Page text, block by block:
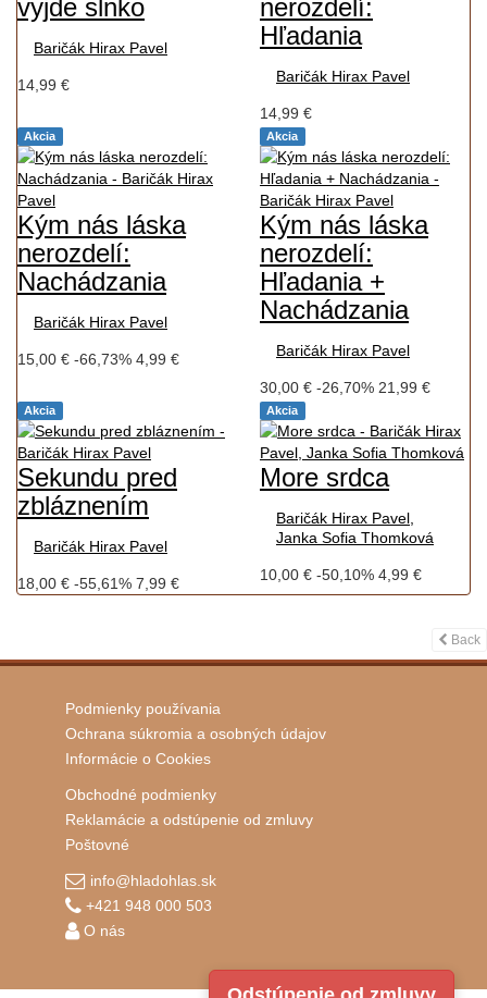
vyjde slnko
Baričák Hirax Pavel
14,99 €
nerozdelí:
Hľadania
Baričák Hirax Pavel
14,99 €
Akcia
Kým nás láska
nerozdelí:
Nachádzania
Baričák Hirax Pavel
15,00 € -66,73% 4,99 €
Akcia
Kým nás láska
nerozdelí:
Hľadania +
Nachádzania
Baričák Hirax Pavel
30,00 € -26,70% 21,99 €
Akcia
Sekundu pred
zbláznením
Baričák Hirax Pavel
18,00 € -55,61% 7,99 €
Akcia
More srdca
Baričák Hirax Pavel,
Janka Sofia Thomková
10,00 € -50,10% 4,99 €
Back
Podmienky používania
Ochrana súkromia a osobných údajov
Informácie o Cookies
Obchodné podmienky
Reklamácie a odstúpenie od zmluvy
Poštovné
info@hladohlas.sk
+421 948 000 503
O nás